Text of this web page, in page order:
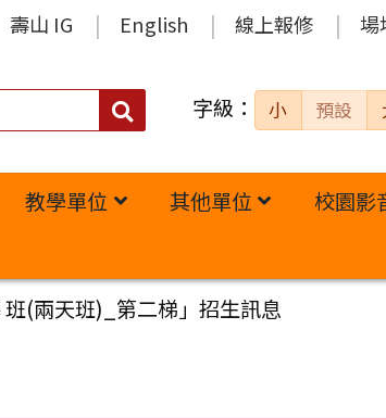
壽山 IG English 線上報修 場
搜
字級： 小 預設
教學單位 其他單位 校園影
(兩天班)_第二梯」招生訊息